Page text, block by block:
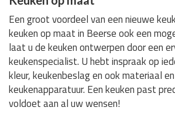
Een groot voordeel van een nieuwe
keuken op maat in Beerse ook een
laat u de keuken ontwerpen door een
keukenspecialist. U hebt inspraak op
kleur, keukenbeslag en ook materiaal
keukenapparatuur. Een keuken past
voldoet aan al uw wensen!